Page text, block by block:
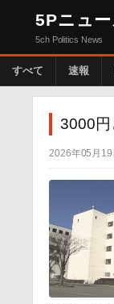
5Pニュ
5ch Politics News
すべて 速報
3000円
2026年05月